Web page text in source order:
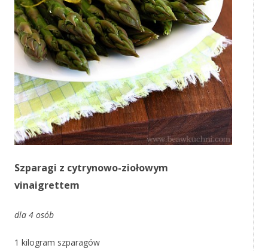
Szparagi z cytrynowo-ziołowym
vinaigrettem
dla 4 osób
1 kilogram szparagów